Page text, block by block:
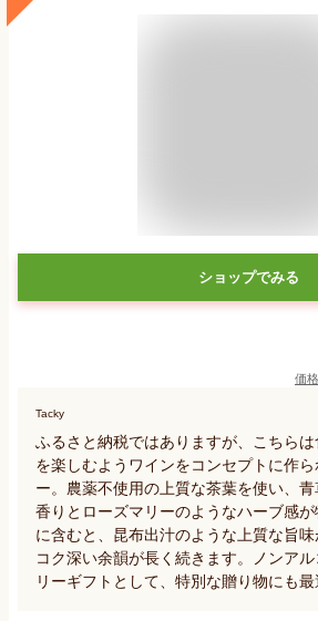
ショップでみる
価
Tacky
ふるさと納税ではありますが、こちら
を楽しむようワインをコンセプトに作
ー。農薬不使用の上質な茶葉を使い、
香りとローズマリーのようなハーブ感
に含むと、昆布出汁のような上質な旨味
コク深い余韻が長く続きます。ノンア
リーギフトとして、特別な贈り物にも最